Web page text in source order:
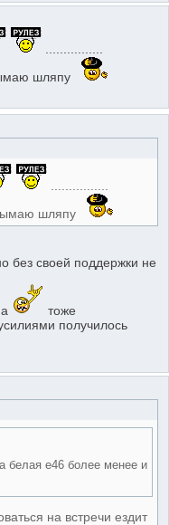
шляпу
шляпу
без своей поддержки не
тоже
получилось
белая е46 более менее и
на встречи ездит